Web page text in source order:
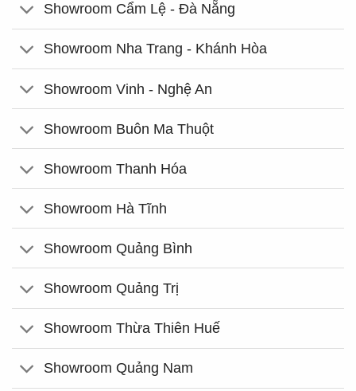
Showroom Cẩm Lệ - Đà Nẵng
Showroom Nha Trang - Khánh Hòa
Showroom Vinh - Nghệ An
Showroom Buôn Ma Thuột
Showroom Thanh Hóa
Showroom Hà Tĩnh
Showroom Quảng Bình
Showroom Quảng Trị
Showroom Thừa Thiên Huế
Showroom Quảng Nam